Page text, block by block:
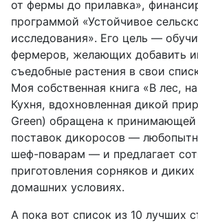
от фермы до прилавка»,
программой «Устойчивое
исследования». Его цель —
фермеров, желающих добавить
съедобные растения в свои
Моя собственная книга «В лес,
Кухня, вдохновленная дикой
Green) обращена к принимающей
поставок дикоросов —
шеф-поварам — и предлагает
приготовления сорняков и
домашних условиях.
А пока вот список из 10 лучших